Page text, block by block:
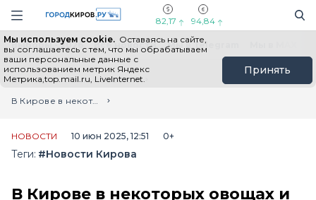
Навигация сайта
82,17 94,84
Мы используем cookie. Оставаясь на сайте,
вы соглашаетесь с тем, что мы обрабатываем
ваши персональные данные с
использованием метрик Яндекс
Метрика,top.mail.ru, LiveInternet.
Принять
Выборы - 2026 Все новости Мы в Telegram
Главная
Лента новостей
В Кирове в некоторых овощах и фруктах Роспотребнадзор выявил превышение по нитратам
НОВОСТИ 10 июн 2025, 12:51 0+
Теги: #Новости Кирова
В Кирове в некоторых овощах и